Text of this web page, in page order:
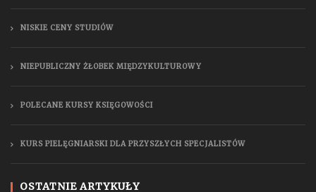
NISKIE CENY STUDIÓW
NIEPUBLICZNY ŻŁOBEK MIĘDZYKULTUROWY
POLECANE KURSY KSIĘGOWOŚCI
KURS PIELĘGNIARSKI DLA PRZYSZŁYCH SPECJALISTÓW
OSTATNIE ARTYKUŁY